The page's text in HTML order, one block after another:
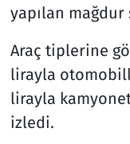
yapılan mağdur
Araç tiplerine
lirayla
lirayla
izledi.